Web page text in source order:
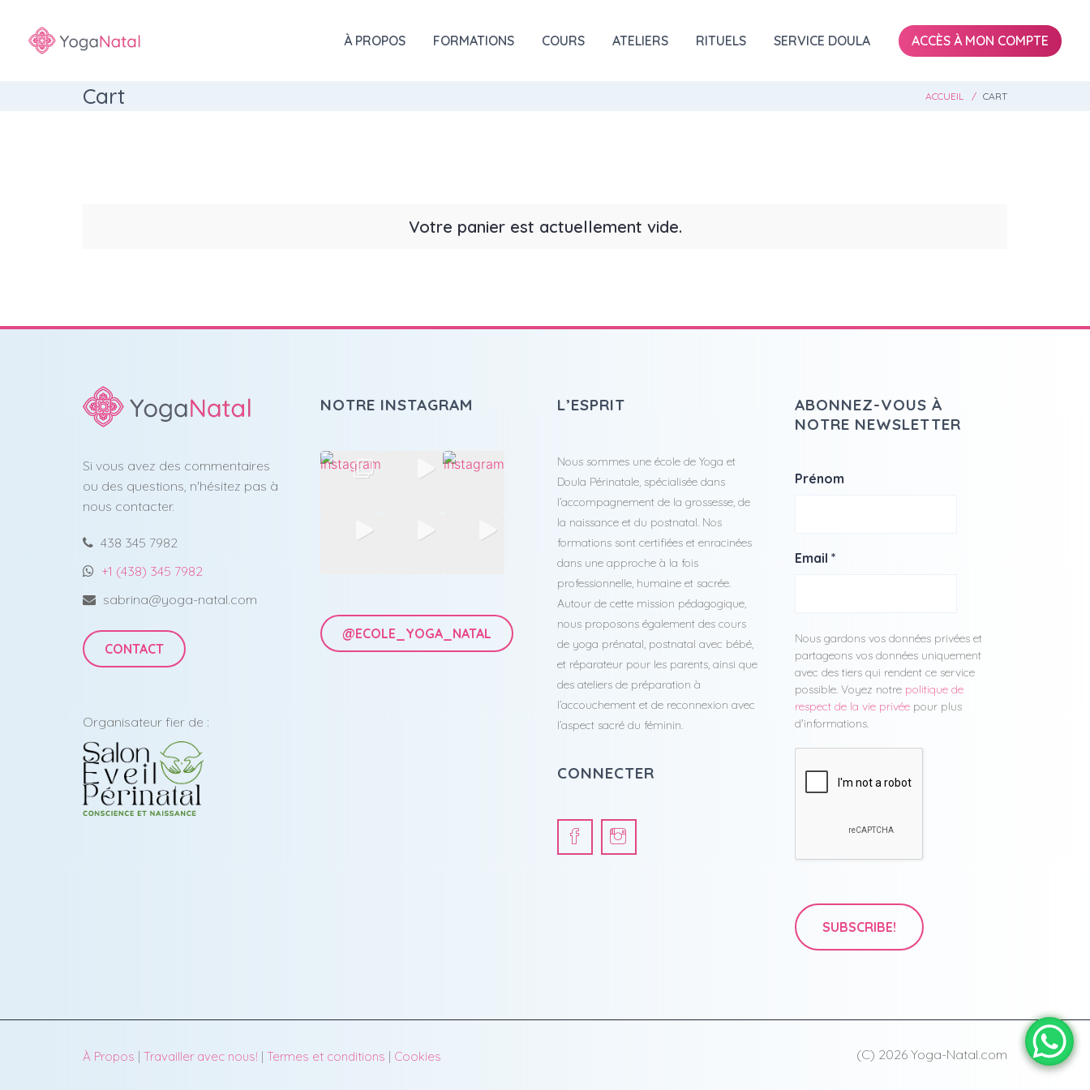
À PROPOS FORMATIONS COURS ATELIERS RITUELS SERVICE DOULA ACCÈS À MON COMPTE
Cart ACCUEIL CART
Votre panier est actuellement vide.
Si vous avez des commentaires
ou des questions, n'hésitez pas à
nous contacter.
438 345 7982
+1 (438) 345 7982
sabrina@yoga-natal.com
CONTACT
Organisateur fier de :
NOTRE INSTAGRAM
@ECOLE_YOGA_NATAL
L’ESPRIT
Nous sommes une école de Yoga et
Doula Périnatale, spécialisée dans
l’accompagnement de la grossesse, de
la naissance et du postnatal. Nos
formations sont certifiées et enracinées
dans une approche à la fois
professionnelle, humaine et sacrée.
Autour de cette mission pédagogique,
nous proposons également des cours
de yoga prénatal, postnatal avec bébé,
et réparateur pour les parents, ainsi que
des ateliers de préparation à
l’accouchement et de reconnexion avec
l’aspect sacré du féminin.
CONNECTER
ABONNEZ-VOUS À
NOTRE NEWSLETTER
Prénom
Email *
Nous gardons vos données privées et
partageons vos données uniquement
avec des tiers qui rendent ce service
possible. Voyez notre politique de
respect de la vie privéepour plus
d'informations.
À Propos | Travailler avec nous! | Termes et conditions | Cookies (C) 2026 Yoga-Natal.com